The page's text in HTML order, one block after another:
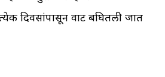
दिवसांपासून वाट बघितली जात